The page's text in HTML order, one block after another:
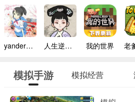
yandere simulator手机版 人生逆袭路免广告 我的世界
模拟手游 模拟经营